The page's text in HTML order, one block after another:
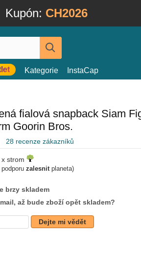
Kupón: CH2026
Kategorie InstaCap
fialová snapback Siam
Goorin Bros.
28 recenze zákazníků
x strom
zalesnitplaneta)
brzy skladem
až bude zboží opět skladem?
Dejte mi vědět